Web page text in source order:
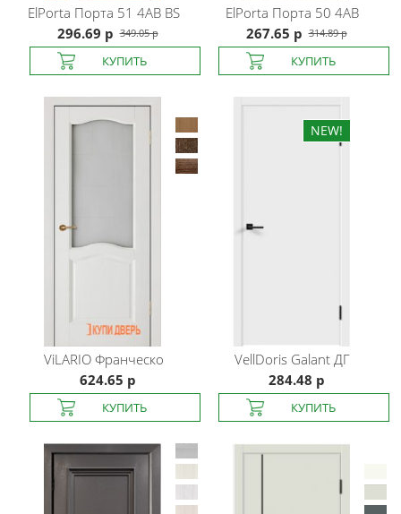
ElPorta Порта 51 4AB BS
296.69 р 349.05 р
ElPorta Порта 50 4AB
267.65 р 314.89 р
ViLARIOФранческо
624.65 р
VellDoris Galant ДГ
284.48 р